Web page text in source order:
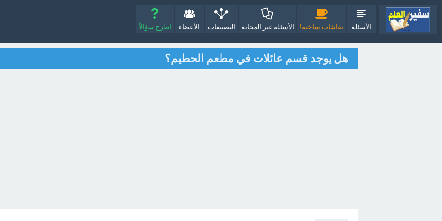
الأسئلة نقاشات ساخنة! الأسئلة غير المجابة التصنيفات الأعضاء اطرح سؤالاً
هل يوجد قسم عائلات في مطعم الحطيم؟